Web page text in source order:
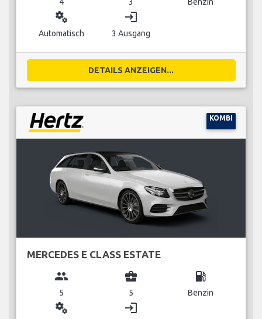
miscellaneous_services
Automatisch
login
3 Ausgang
DETAILS ANZEIGEN...
KOMBI
MERCEDES E CLASS ESTATE
group
5
business_center
5
local_gas_station
Benzin
miscellaneous_services login